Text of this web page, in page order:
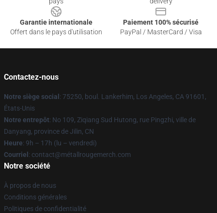
Garantie internationale
Offert dans le pays d'utilisation
Paiement 100% sécurisé
PayPal / MasterCard / Visa
Contactez-nous
Notre siège social : 75250, boul. Lankerhim, Los Angeles, CA 91601,
États-Unis
Notre entrepôt: No 109, Ziqiang Sud Hutong, rue Pingzhi, ville de
Danyang, province de Jilin, CN
Heure: 9h – 17h (lu – vendredi)
Courriel : contact@métallrougemerch.com
Notre société
À propos de nous
Conditions générales
Politiques de confidentialité